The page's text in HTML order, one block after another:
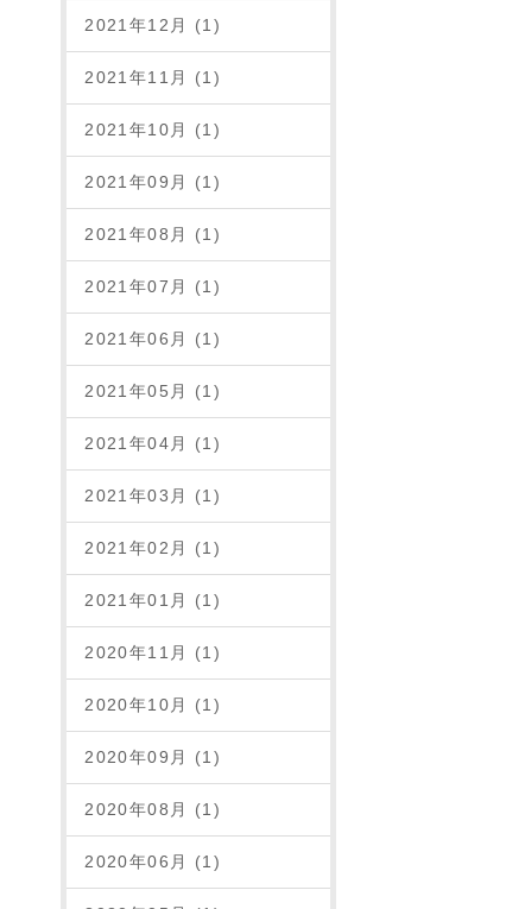
2021年12月 (1)
2021年11月 (1)
2021年10月 (1)
2021年09月 (1)
2021年08月 (1)
2021年07月 (1)
2021年06月 (1)
2021年05月 (1)
2021年04月 (1)
2021年03月 (1)
2021年02月 (1)
2021年01月 (1)
2020年11月 (1)
2020年10月 (1)
2020年09月 (1)
2020年08月 (1)
2020年06月 (1)